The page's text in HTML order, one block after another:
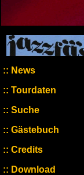
News
Tourdaten
Suche
Gästebuch
Credits
Download